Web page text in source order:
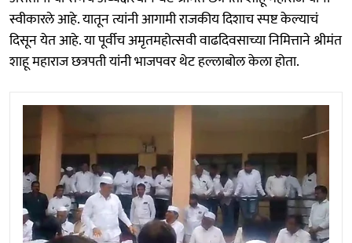
स्वीकारले आहे. यातून त्यांनी आगामी राजकीय दिशाच स्पष्ट केल्याचं
दिसून येत आहे. या पूर्वीच अमृतमहोत्सवी वाढदिवसाच्या निमित्ताने श्रीमंत
शाहू महाराज छत्रपती यांनी भाजपवर थेट हल्लाबोल केला होता.